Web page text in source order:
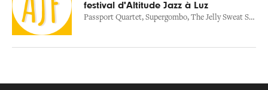
festival d'Altitude Jazz à Luz
Passport Quartet, Supergombo, The Jelly Sweat Sugar Band